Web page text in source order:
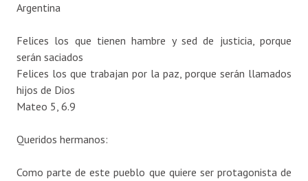
Argentina
Felices los que tienen hambre y sed de justicia, porque
serán saciados
Felices los que trabajan por la paz, porque serán llamados
hijos de Dios
Mateo 5, 6.9
Queridos hermanos:
Como parte de este pueblo que quiere ser protagonista de